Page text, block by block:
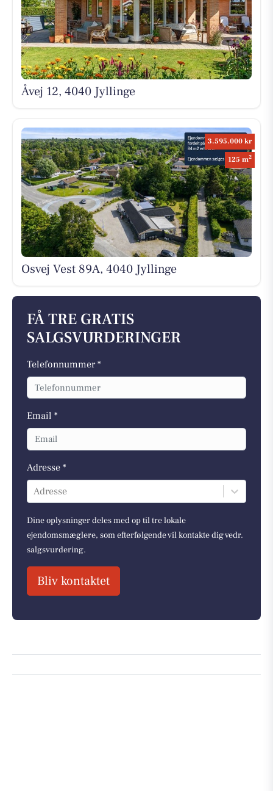
Åvej 12, 4040 Jyllinge
3.595.000 kr
125 m2
Osvej Vest 89A, 4040 Jyllinge
FÅ TRE GRATIS
SALGSVURDERINGER
Telefonnummer *
Email *
Adresse *
Adresse
Dine oplysninger deles med op til tre lokale
ejendomsmæglere, som efterfølgende vil kontakte dig vedr.
salgsvurdering.
Bliv kontaktet